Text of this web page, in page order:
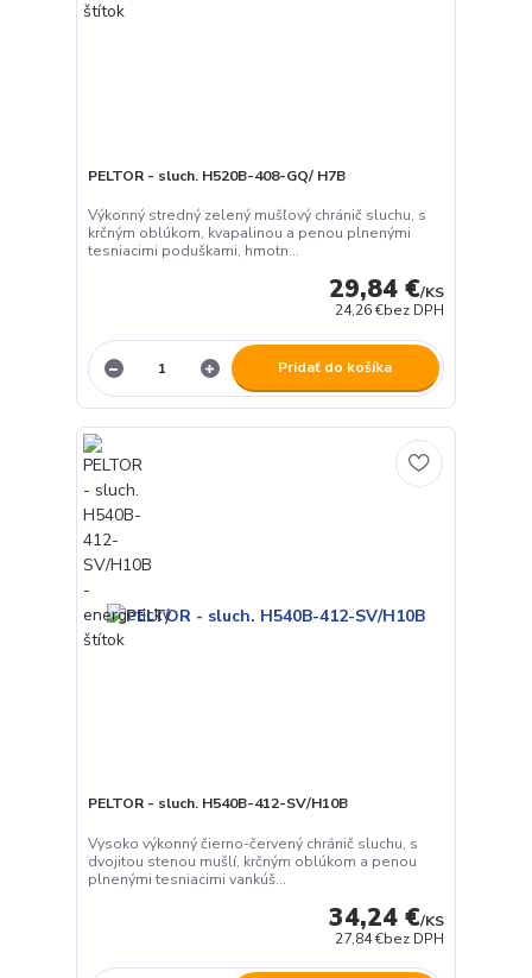
PELTOR - sluch. H520B-408-GQ/ H7B
Výkonný stredný zelený mušľový chránič sluchu, s
krčným oblúkom, kvapalinou a penou plnenými
tesniacimi poduškami, hmotn...
29,84 €/KS
24,26 €bez DPH
Pridať do košíka
PELTOR - sluch. H540B-412-SV/H10B
Vysoko výkonný čierno-červený chránič sluchu, s
dvojitou stenou mušlí, krčným oblúkom a penou
plnenými tesniacimi vankúš...
34,24 €/KS
27,84 €bez DPH